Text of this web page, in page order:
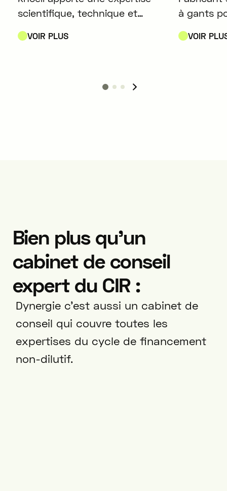
scientifique, technique et
des secteurs de la chimie, de
santé animale et des produits
VOIR PLUS
à gants
VOIR
Bien plus qu’un
cabinet de conseil
expert du CIR :
Dynergie c’est aussi un cabinet de
conseil qui couvre toutes les
expertises du cycle de financement
non-dilutif.